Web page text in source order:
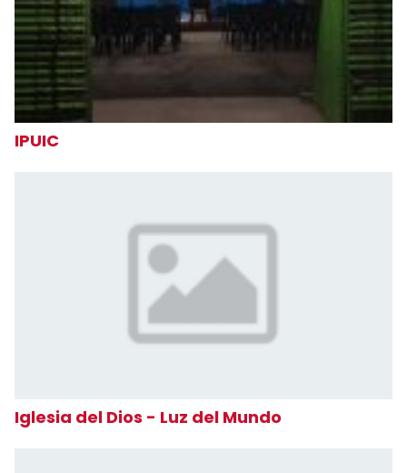
IPUIC
Iglesia del Dios - Luz del Mundo